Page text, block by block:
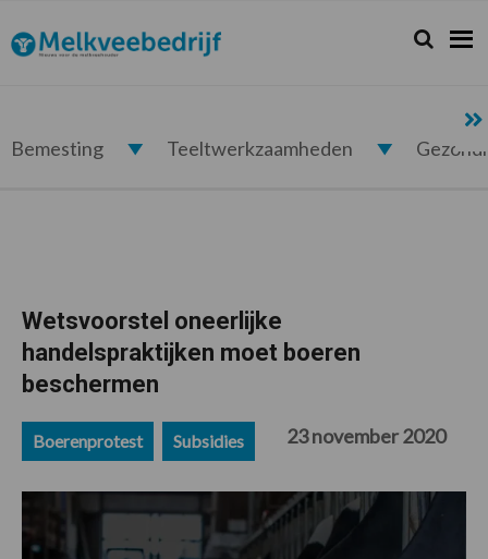
de
hoofdnavigatie
de
hoofd
de
eerste
de
voettekst
Melkveebedrijf.nl Zoeken...
Zoek
Bemesting Teeltwerkzaamheden
Wetsvoorstel oneerlijke
handelspraktijken moet boeren
beschermen
Boerenprotest Subsidies 23 november 2020